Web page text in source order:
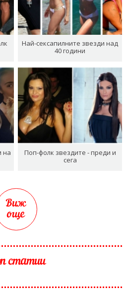
Най-сексапилните звезди над
40 години
на
Поп-фолк звездите - преди и
сега
Виж
още
статии